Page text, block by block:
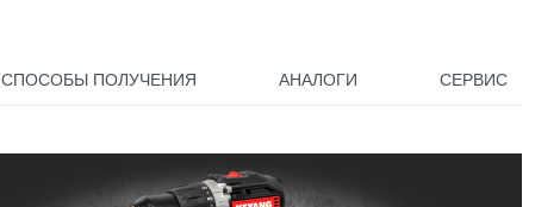
СПОСОБЫ ПОЛУЧЕНИЯ АНАЛОГИ СЕРВИС